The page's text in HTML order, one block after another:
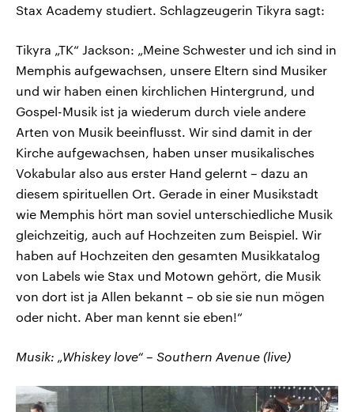
Stax Academy studiert. Schlagzeugerin Tikyra sagt:
Tikyra „TK“ Jackson: „Meine Schwester und ich sind in
Memphis aufgewachsen, unsere Eltern sind Musiker
und wir haben einen kirchlichen Hintergrund, und
Gospel-Musik ist ja wiederum durch viele andere
Arten von Musik beeinflusst. Wir sind damit in der
Kirche aufgewachsen, haben unser musikalisches
Vokabular also aus erster Hand gelernt – dazu an
diesem spirituellen Ort. Gerade in einer Musikstadt
wie Memphis hört man soviel unterschiedliche Musik
gleichzeitig, auch auf Hochzeiten zum Beispiel. Wir
haben auf Hochzeiten den gesamten Musikkatalog
von Labels wie Stax und Motown gehört, die Musik
von dort ist ja Allen bekannt – ob sie sie nun mögen
oder nicht. Aber man kennt sie eben!“
Musik: „Whiskey love“ – Southern Avenue (live)